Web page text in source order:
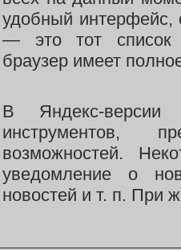
удобный интерфейс,
— это тот список
браузер имеет
В Яндекс-версии
инструментов,
возможностей.
уведомление о
новостей и т. п. При